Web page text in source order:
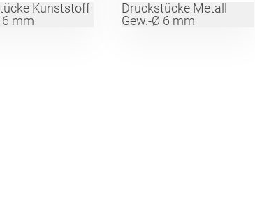
Kunststoff
6 mm
Druckstücke Metall
Gew.-Ø 6 mm